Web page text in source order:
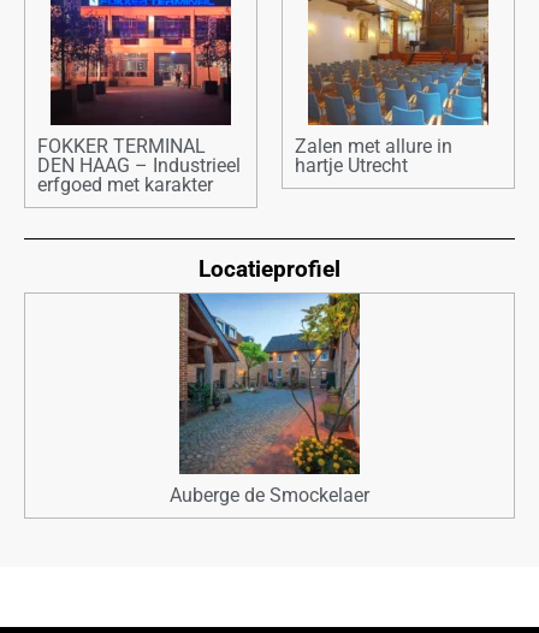
FOKKER TERMINAL
DEN HAAG – Industrieel
erfgoed met karakter
Zalen met allure in
hartje Utrecht
Locatieprofiel
Auberge de Smockelaer